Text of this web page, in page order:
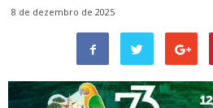
8 de dezembro de 2025